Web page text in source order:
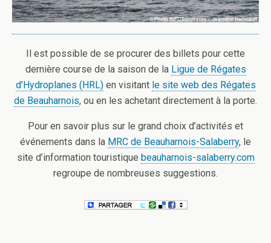
Il est possible de se procurer des billets pour cette
dernière course de la saison de la Ligue de Régates
d’Hydroplanes (HRL)en visitant le site web des Régates
de Beauharnois, ou en les achetant directement à la porte.
Pour en savoir plus sur le grand choix d’activités et
événements dans la MRC de Beauharnois-Salaberry, le
site d’information touristique beauharnois-salaberry.com
regroupe de nombreuses suggestions.